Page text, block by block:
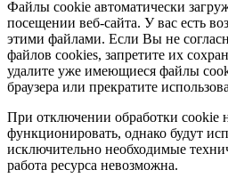
Файлы cookie автоматически
посещении веб-сайта. У вас есть
этими файлами. Если Вы не
файлов cookies, запретите их
удалите уже имеющиеся файлы
браузера или прекратите
При отключении обработки cookie
функционировать, однако будут
исключительно необходимые
работа ресурса невозможна.